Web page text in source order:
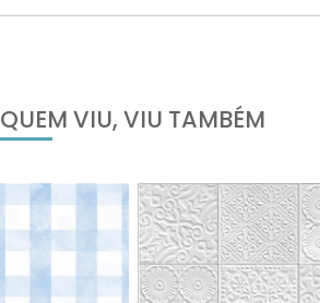
QUEM VIU, VIU TAMBÉM